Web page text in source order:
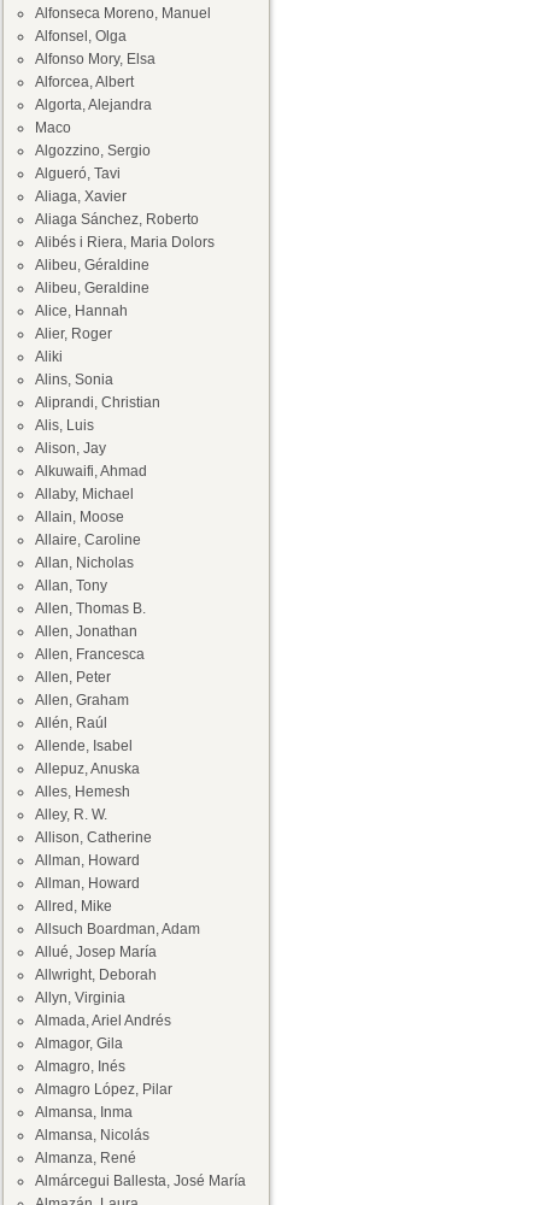
Alfonseca Moreno, Manuel
Alfonsel, Olga
Alfonso Mory, Elsa
Alforcea, Albert
Algorta, Alejandra
Maco
Algozzino, Sergio
Algueró, Tavi
Aliaga, Xavier
Aliaga Sánchez, Roberto
Alibés i Riera, Maria Dolors
Alibeu, Géraldine
Alibeu, Geraldine
Alice, Hannah
Alier, Roger
Aliki
Alins, Sonia
Aliprandi, Christian
Alis, Luis
Alison, Jay
Alkuwaifi, Ahmad
Allaby, Michael
Allain, Moose
Allaire, Caroline
Allan, Nicholas
Allan, Tony
Allen, Thomas B.
Allen, Jonathan
Allen, Francesca
Allen, Peter
Allen, Graham
Allén, Raúl
Allende, Isabel
Allepuz, Anuska
Alles, Hemesh
Alley, R. W.
Allison, Catherine
Allman, Howard
Allman, Howard
Allred, Mike
Allsuch Boardman, Adam
Allué, Josep María
Allwright, Deborah
Allyn, Virginia
Almada, Ariel Andrés
Almagor, Gila
Almagro, Inés
Almagro López, Pilar
Almansa, Inma
Almansa, Nicolás
Almanza, René
Almárcegui Ballesta, José María